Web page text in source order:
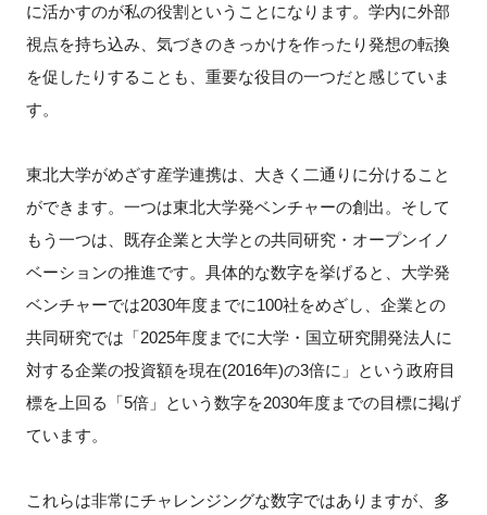
に活かすのが私の役割ということになります。学内に外部
視点を持ち込み、気づきのきっかけを作ったり発想の転換
を促したりすることも、重要な役目の一つだと感じていま
す。
東北大学がめざす産学連携は、大きく二通りに分けること
ができます。一つは東北大学発ベンチャーの創出。そして
もう一つは、既存企業と大学との共同研究・オープンイノ
ベーションの推進です。具体的な数字を挙げると、大学発
ベンチャーでは2030年度までに100社をめざし、企業との
共同研究では「2025年度までに大学・国立研究開発法人に
対する企業の投資額を現在(2016年)の3倍に」という政府目
標を上回る「5倍」という数字を2030年度までの目標に掲げ
ています。
これらは非常にチャレンジングな数字ではありますが、多